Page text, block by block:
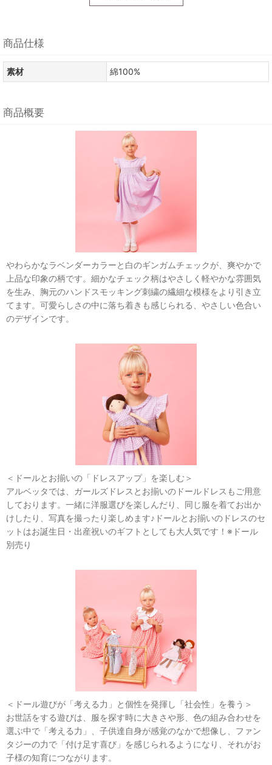
商品仕様
素材 綿100%
商品概要
やわらかなラベンダーカラーと白のギンガムチェックが、爽やかで
上品な印象の柄です。細かなチェック柄はやさしく軽やかな雰囲気
を生み、胸元のハンドスモッキング刺繍の繊細な模様をより引き立
てます。可愛らしさの中に落ち着きも感じられる、やさしい色合い
のデザインです。
＜ドールとお揃いの「ドレスアップ」を楽しむ＞
アルベッタでは、ガールズドレスとお揃いのドールドレスもご用意
しております。一緒に洋服選びを楽しんだり、同じ服を着てお出か
けしたり、写真を撮ったり楽しめます♪ドールとお揃いのドレスのセ
ットはお誕生日・出産祝いのギフトとしても大人気です！※ドール
別売り
＜ドール遊びが「考える力」と個性を発揮し「社会性」を養う＞
お世話をする遊びは、服を探す時に大きさや形、色の組み合わせを
選ぶ中で「考える力」、子供達自身が感覚のなかで想像し、ファン
タジーの力で「付け足す喜び」を感じられるようになり、それがお
子様の知育につながります。